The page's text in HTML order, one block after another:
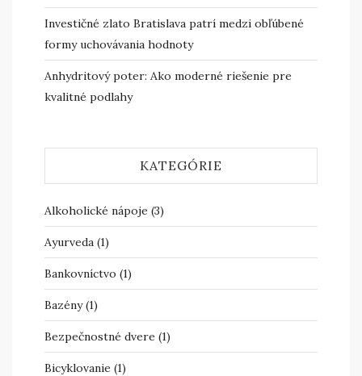
Investičné zlato Bratislava patrí medzi obľúbené
formy uchovávania hodnoty
Anhydritový poter: Ako moderné riešenie pre
kvalitné podlahy
KATEGÓRIE
Alkoholické nápoje (3)
Ayurveda (1)
Bankovníctvo (1)
Bazény(1)
Bezpečnostné dvere (1)
Bicyklovanie (1)